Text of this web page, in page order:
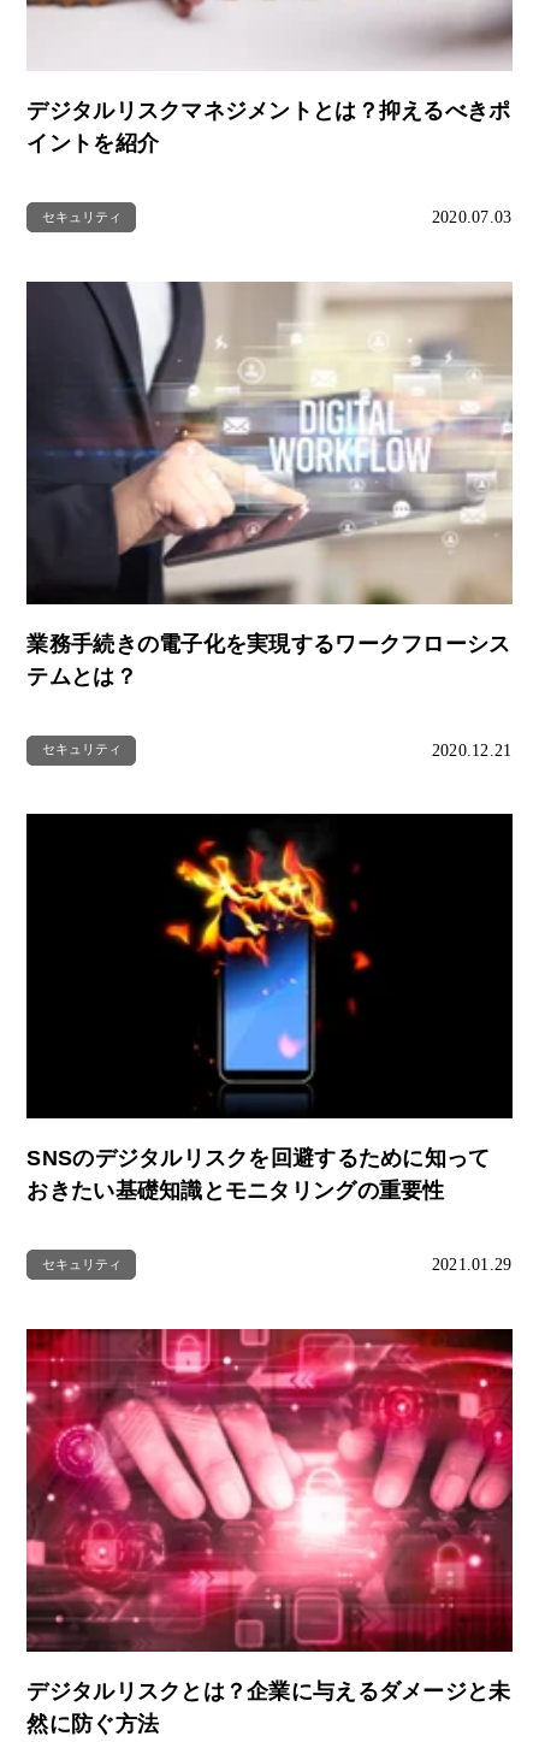
デジタルリスクマネジメントとは？抑えるべきポ
イントを紹介
セキュリティ 2020.07.03
業務手続きの電子化を実現するワークフローシス
テムとは？
セキュリティ 2020.12.21
SNSのデジタルリスクを回避するために知って
おきたい基礎知識とモニタリングの重要性
セキュリティ 2021.01.29
デジタルリスクとは？企業に与えるダメージと未
然に防ぐ方法